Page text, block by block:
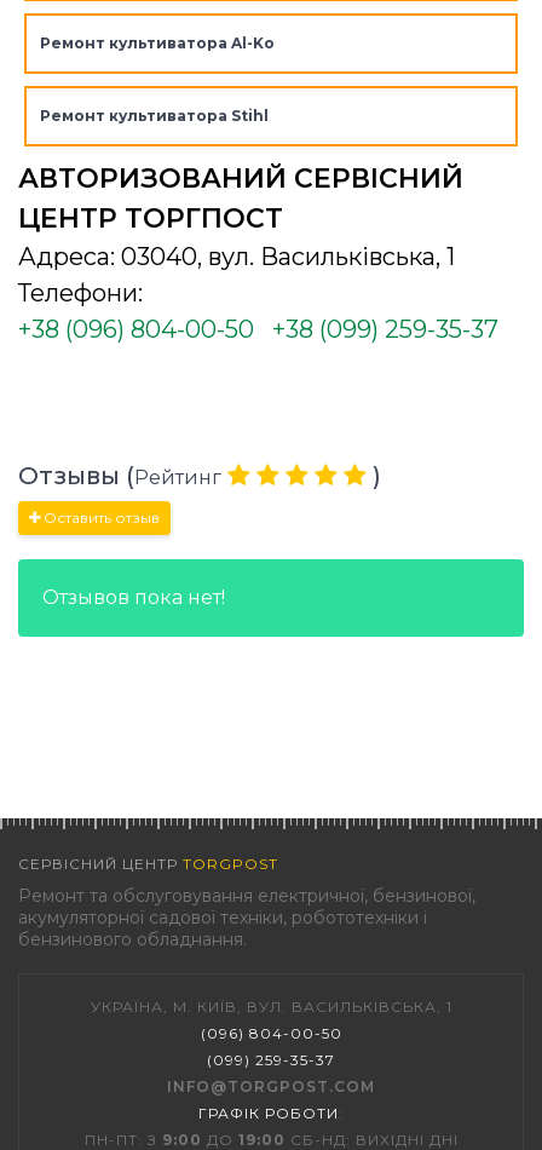
Ремонт культиватора Al-Ko
Ремонт культиватора Stihl
АВТОРИЗОВАНИЙ СЕРВІСНИЙ
ЦЕНТР ТОРГПОСТ
Адреса: 03040, вул. Васильківська, 1
Телефони:
+38 (096) 804-00-50
+38 (099) 259-35-37
Отзывы (Рейтинг )
Оставить отзыв
Отзывов пока нет!
СЕРВІСНИЙ ЦЕНТР TORGPOST
Ремонт та обслуговування електричної, бензинової,
акумуляторної садової техніки, робототехніки і
бензинового обладнання.
УКРАЇНА, М. КИЇВ, ВУЛ. ВАСИЛЬКІВСЬКА, 1
(096) 804-00-50
(099) 259-35-37
INFO@TORGPOST.COM
ГРАФІК РОБОТИ :
ПН-ПТ: З 9:00 ДО 19:00 СБ-НД: ВИХІДНІ ДНІ